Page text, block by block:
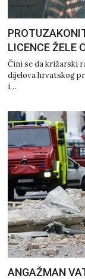
LICENCE ŽELE
Čini se da križarski
dijelova hrvatskog
i…
ANGAŽMAN